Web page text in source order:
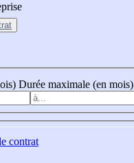
Durée maximale (en mois)
contrat